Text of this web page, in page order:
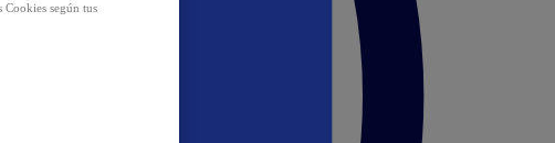
Cookies según tus